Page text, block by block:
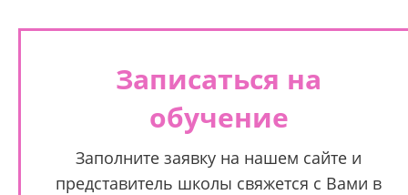
Записаться на
обучение
Заполните заявку на нашем сайте и
представитель школы свяжется с Вами в